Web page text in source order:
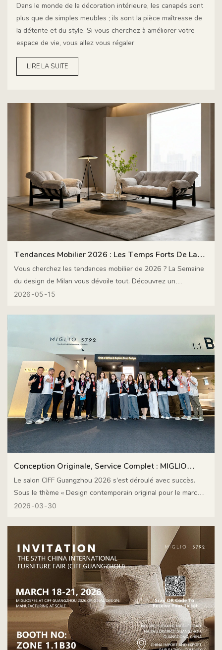
Dans le monde de la décoration intérieure, les canapés sont
plus que de simples meubles ; ils sont la pièce maîtresse de
la détente et du style. Si vous cherchez à améliorer votre
espace de vie, vous allez vous régaler
LIRE LA SUITE
Tendances Mobilier 2026 : Les Temps Forts De La
Semaine Du Design De Milan
Vous cherchez les tendances mobilier de 2026 ? La Semaine
du design de Milan vous dévoile tout. Découvrez un
minimalisme chaleureux, des canapés modulables, du mobilier
2026 05 15
Conception Originale, Service Complet : MIGLIO
5792 Chez CIFF
Le salon CIFF Guangzhou 2026 s'est déroulé avec succès.
Sous le thème « Design contemporain original pour le marché
mondial », MIGLIO 5792 a présenté une fusion remarquable
innovant. Grâce à nos compétences en conception originale
et à nos solutions de service complètes, nous avons obtenu
des résultats exceptionnels.
2026 03 30